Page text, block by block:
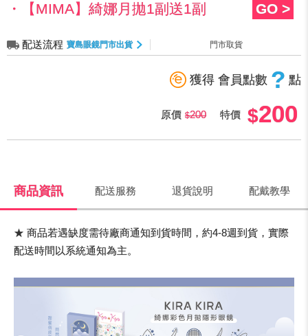
・【MIMA】綺娜月拋1副送1副 GO >
配送流程 寶島眼鏡門市出貨 門市取貨
獲得 會員點數 ? 點
原價 200 特價 200
商品資訊 配送服務 退貨說明 配戴教學
★ 商品若遇缺度需待廠商通知到貨時間，約4-8週到貨，實際
配送時間以系統通知為主。